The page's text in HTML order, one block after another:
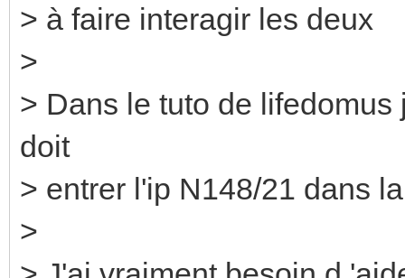
> à faire interagir les deux
>
> Dans le tuto de
doit
> entrer l'ip N148/21 dans
>